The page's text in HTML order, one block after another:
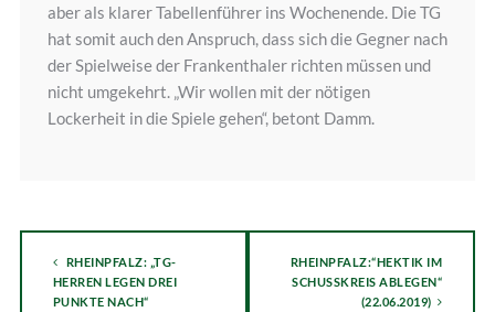
aber als klarer Tabellenführer ins Wochenende. Die TG
hat somit auch den Anspruch, dass sich die Gegner nach
der Spielweise der Frankenthaler richten müssen und
nicht umgekehrt. „Wir wollen mit der nötigen
Lockerheit in die Spiele gehen“, betont Damm.
RHEINPFALZ: „TG-
HERREN LEGEN DREI
PUNKTE NACH“
RHEINPFALZ:“HEKTIK IM
SCHUSSKREIS ABLEGEN“
(22.06.2019)